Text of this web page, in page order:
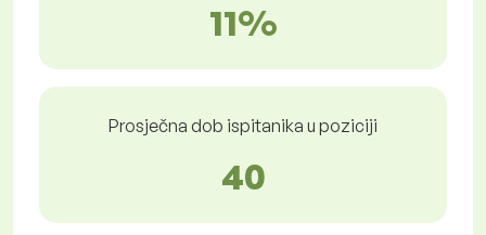
11%
Prosječna dob ispitanika u poziciji
40